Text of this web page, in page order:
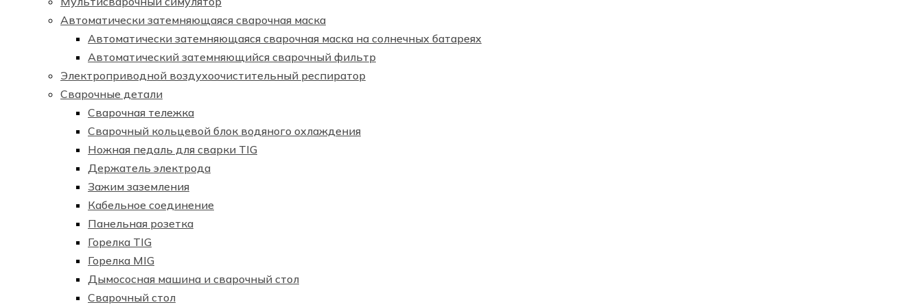
Автоматически затемняющаяся сварочная маска
Автоматически затемняющаяся сварочная маска на солнечных батареях
Автоматический затемняющийся сварочный фильтр
Электроприводной воздухоочистительный респиратор
Сварочные детали
Сварочная тележка
Сварочный кольцевой блок водяного охлаждения
Ножная педаль для сварки TIG
Держатель электрода
Зажим заземления
Кабельное соединение
Панельная розетка
Горелка TIG
Горелка MIG
Дымососная машина и сварочный стол
Сварочный стол